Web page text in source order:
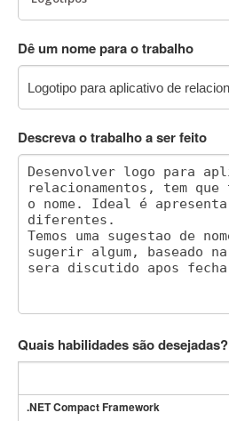
Dê um nome para o trabalho
Descreva o trabalho a ser feito
Quais habilidades são desejadas?
.NET Compact Framework